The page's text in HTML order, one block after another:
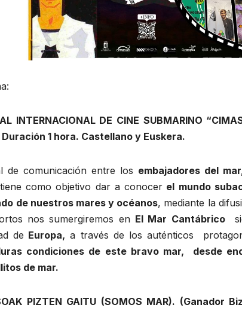
INTERNACIONAL DE CINE SUBMARINO
Duración 1 hora. Castellano y Euskera.
de comunicación entre los embajadores del
como objetivo dar a conocer el mundo
de nuestros mares y océanos, mediante la
nos sumergiremos en El Mar Cantábrico
de Europa, a través de los auténticos
condiciones de este bravo mar, desde
de mar.
PIZTEN GAITU (SOMOS MAR). (Ganador